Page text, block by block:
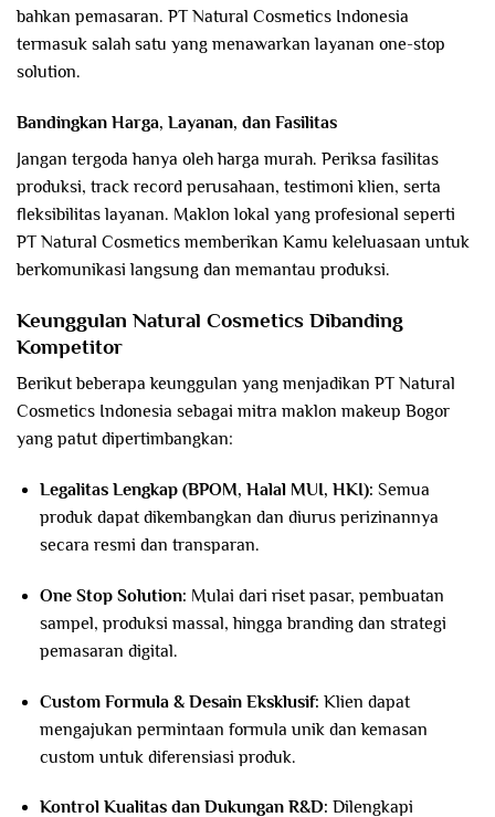
bahkan pemasaran. PT Natural Cosmetics Indonesia
termasuk salah satu yang menawarkan layanan one-stop
solution.
Bandingkan Harga, Layanan, dan Fasilitas
Jangan tergoda hanya oleh harga murah. Periksa fasilitas
produksi, track record perusahaan, testimoni klien, serta
fleksibilitas layanan. Maklon lokal yang profesional seperti
PT Natural Cosmetics memberikan Kamu keleluasaan untuk
berkomunikasi langsung dan memantau produksi.
Keunggulan Natural Cosmetics Dibanding
Kompetitor
Berikut beberapa keunggulan yang menjadikan PT Natural
Cosmetics Indonesia sebagai mitra maklon makeup Bogor
yang patut dipertimbangkan:
Legalitas Lengkap (BPOM, Halal MUI, HKI): Semua
produk dapat dikembangkan dan diurus perizinannya
secara resmi dan transparan.
One Stop Solution: Mulai dari riset pasar, pembuatan
sampel, produksi massal, hingga branding dan strategi
pemasaran digital.
Custom Formula & Desain Eksklusif: Klien dapat
mengajukan permintaan formula unik dan kemasan
custom untuk diferensiasi produk.
Kontrol Kualitas dan Dukungan R&D: Dilengkapi